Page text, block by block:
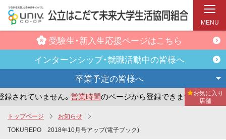
受験生・新入生応援ページはこちら
インターンシップ・就職活動中の皆様へ
卒業予定の皆様へ
れていません。営業時間のページから登録できます。 ま
お気に入り
店舗
MENU
トップページ
お知らせ
TOKUREPO 2018年10月号アップ(電子ブック)